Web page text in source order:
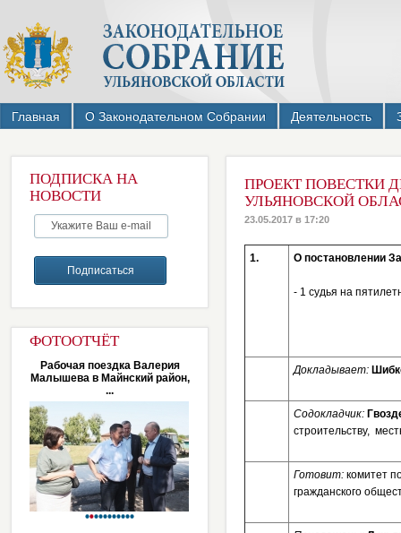
Главная О Законодательном Собрании Деятельность
ПОДПИСКА НА
НОВОСТИ
ФОТООТЧЁТ
Рабочая поездка Валерия
Малышева в Майнский район,
...
ПРОЕКТ ПОВЕСТКИ
УЛЬЯНОВСКОЙ
23.05.2017 в 17:20
1. О постановлении
- 1 судья на
Докладывает:
Содокладчик:
строительству,
Готовит: комитет
гражданского